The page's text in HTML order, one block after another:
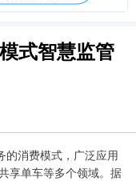
式智慧监管
消费模式，广泛应用
享单车等多个领域。据